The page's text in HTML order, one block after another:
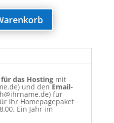
das Hosting mit
und denEmail-
für
Ihr Homepagepaket
Ein Jahr im